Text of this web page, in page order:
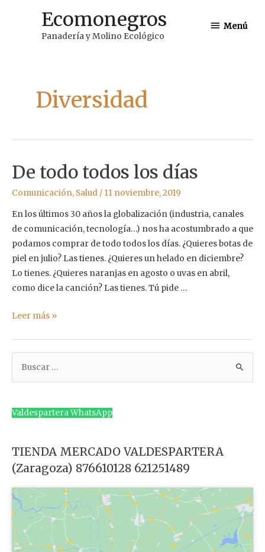
Ecomonegros
Panadería y Molino Ecológico
Menú
Menú
Diversidad
De todo todos los días
Comunicación, Salud / 11 noviembre, 2019
En los últimos 30 años la globalización (industria, canales
de comunicación, tecnología…) nos ha acostumbrado a que
podamos comprar de todo todos los días. ¿Quieres botas de
piel en julio? Las tienes. ¿Quieres un helado en diciembre?
Lo tienes. ¿Quieres naranjas en agosto o uvas en abril,
como dice la canción? Las tienes. Tú pide …
De
Leer más »
c
p
o
r
:
Valdespartera WhatsApp
TIENDA MERCADO VALDESPARTERA
(Zaragoza) 876610128 621251489